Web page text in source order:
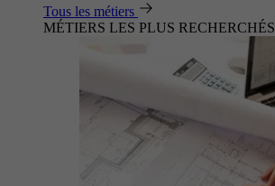
Tous les métiers
MÉTIERS LES PLUS RECHERCHÉS